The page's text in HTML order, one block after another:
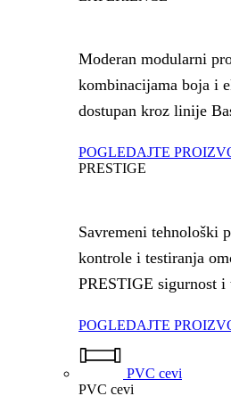
Moderan modularni
kombinacijama boja i
dostupan kroz linije
POGLEDAJTE
PRESTIGE
Savremeni tehnološki
kontrole i testiranja
PRESTIGE sigurnost i
POGLEDAJTE
PVC cevi
PVC cevi